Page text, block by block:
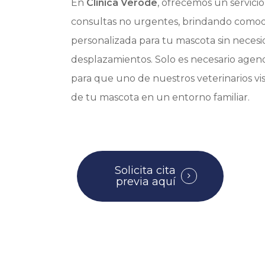
En Clínica Verode, ofrecemos un
consultas no urgentes, brindando
personalizada para tu mascota sin
desplazamientos. Solo es necesario
para que uno de nuestros veterinarios
de tu mascota en un entorno familiar.
Solicita cita
previa aquí